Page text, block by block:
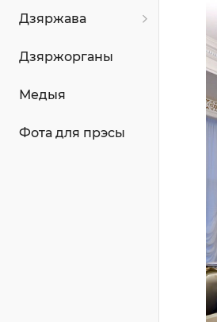
Дзяржава
Дзяржорганы
Медыя
Фота для прэсы